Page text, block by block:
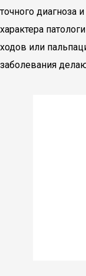
точного диагноза
характера
ходов или
заболевания